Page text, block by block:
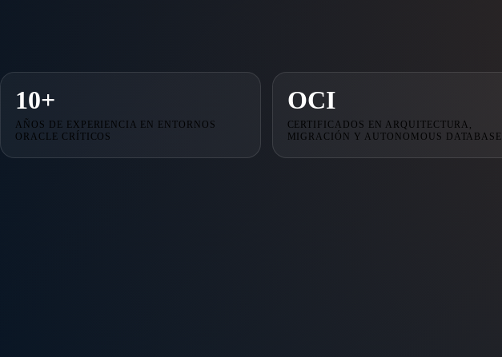
10+
AÑOS DE EXPERIENCIA EN ENTORNOS
ORACLE CRÍTICOS
OCI
CERTIFICADOS EN ARQUITECTURA,
MIGRACIÓN Y AUTONOMOUS DATABASE